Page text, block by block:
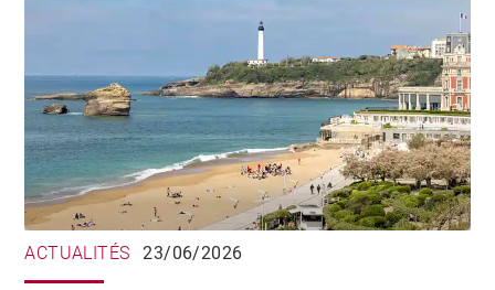
ACTUALITÉS 23/06/2026